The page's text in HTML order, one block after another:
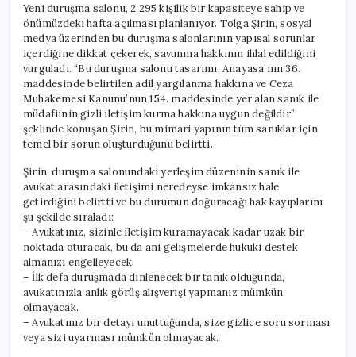
Yeni duruşma salonu, 2.295 kişilik bir kapasiteye sahip ve
önümüzdeki hafta açılması planlanıyor. Tolga Şirin, sosyal
medya üzerinden bu duruşma salonlarının yapısal sorunlar
içerdiğine dikkat çekerek, savunma hakkının ihlal edildiğini
vurguladı. “Bu duruşma salonu tasarımı, Anayasa’nın 36.
maddesinde belirtilen adil yargılanma hakkına ve Ceza
Muhakemesi Kanunu’nun 154. maddesinde yer alan sanık ile
müdafiinin gizli iletişim kurma hakkına uygun değildir”
şeklinde konuşan Şirin, bu mimari yapının tüm sanıklar için
temel bir sorun oluşturduğunu belirtti.
Şirin, duruşma salonundaki yerleşim düzeninin sanık ile
avukat arasındaki iletişimi neredeyse imkansız hale
getirdiğini belirtti ve bu durumun doğuracağı hak kayıplarını
şu şekilde sıraladı:
– Avukatınız, sizinle iletişim kuramayacak kadar uzak bir
noktada oturacak, bu da ani gelişmelerde hukuki destek
almanızı engelleyecek.
– İlk defa duruşmada dinlenecek bir tanık olduğunda,
avukatınızla anlık görüş alışverişi yapmanız mümkün
olmayacak.
– Avukatınız bir detayı unuttuğunda, size gizlice soru sorması
veya sizi uyarması mümkün olmayacak.